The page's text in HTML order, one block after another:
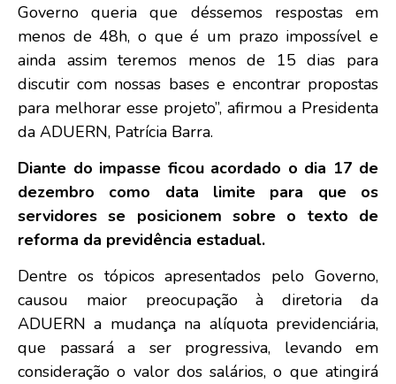
Governo queria que déssemos respostas em
menos de 48h, o que é um prazo impossível e
ainda assim teremos menos de 15 dias para
discutir com nossas bases e encontrar propostas
para melhorar esse projeto”, afirmou a Presidenta
da ADUERN, Patrícia Barra.
Diante do impasse ficou acordado o dia 17 de
dezembro como data limite para que os
servidores se posicionem sobre o texto de
reforma da previdência estadual.
Dentre os tópicos apresentados pelo Governo,
causou maior preocupação à diretoria da
ADUERN a mudança na alíquota previdenciária,
que passará a ser progressiva, levando em
consideração o valor dos salários, o que atingirá